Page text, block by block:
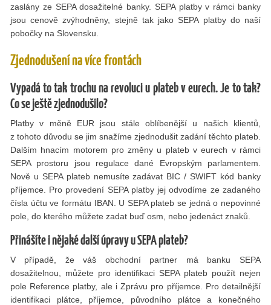
zaslány ze SEPA dosažitelné banky. SEPA platby v rámci banky
jsou cenově zvýhodněny, stejně tak jako SEPA platby do naší
pobočky na Slovensku.
Zjednodušení na více frontách
Vypadá to tak trochu na revoluci u plateb v eurech. Je to tak?
Co se ještě zjednodušilo?
Platby v měně EUR jsou stále oblíbenější u našich klientů,
z tohoto důvodu se jim snažíme zjednodušit zadání těchto plateb.
Dalším hnacím motorem pro změny u plateb v eurech v rámci
SEPA prostoru jsou regulace dané Evropským parlamentem.
Nově u SEPA plateb nemusíte zadávat BIC / SWIFT kód banky
příjemce. Pro provedení SEPA platby jej odvodíme ze zadaného
čísla účtu ve formátu IBAN. U SEPA plateb se jedná o nepovinné
pole, do kterého můžete zadat buď osm, nebo jedenáct znaků.
Přinášíte i nějaké další úpravy u SEPA plateb?
V případě, že váš obchodní partner má banku SEPA
dosažitelnou, můžete pro identifikaci SEPA plateb použít nejen
pole Reference platby, ale i Zprávu pro příjemce. Pro detailnější
identifikaci plátce, příjemce, původního plátce a konečného